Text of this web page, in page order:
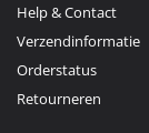
Help & Contact
Verzendinformatie
Orderstatus
Retourneren